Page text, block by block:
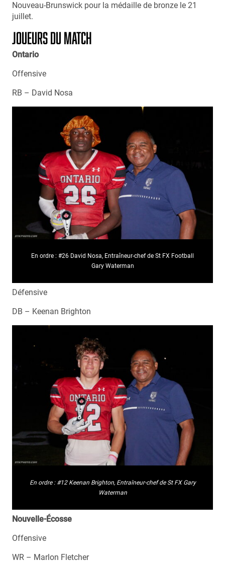
Nouveau-Brunswick pour la médaille de bronze le 21
juillet.
JOUEURS DU MATCH
Ontario
Offensive
RB – David Nosa
En ordre : #26 David Nosa, Entraîneur-chef de St FX Football
Gary Waterman
Défensive
DB – Keenan Brighton
En ordre : #12 Keenan Brighton, Entraîneur-chef de St FX Gary
Waterman
Nouvelle-Écosse
Offensive
WR – Marlon Fletcher